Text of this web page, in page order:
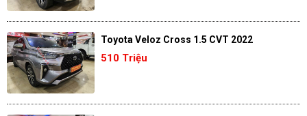
Toyota Veloz Cross 1.5 CVT 2022
510 Triệu